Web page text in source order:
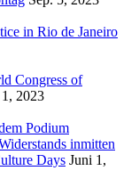
in Rio de Janeiro
Congress of
2023
Podium
inmitten
Days Juni 1,